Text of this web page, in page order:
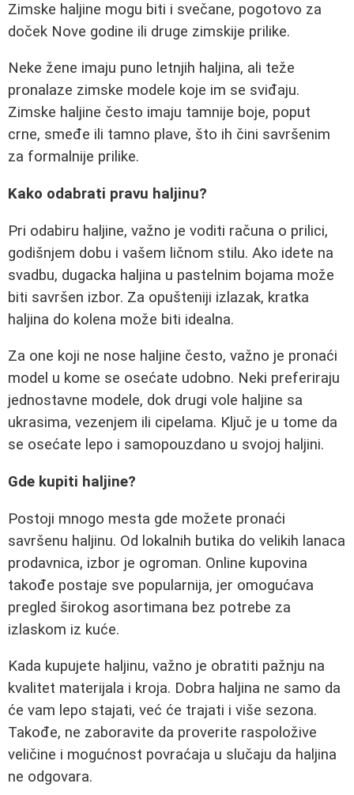
Zimske haljine mogu biti i svečane, pogotovo za
doček Nove godine ili druge zimskije prilike.
Neke žene imaju puno letnjih haljina, ali teže
pronalaze zimske modele koje im se sviđaju.
Zimske haljine često imaju tamnije boje, poput
crne, smeđe ili tamno plave, što ih čini savršenim
za formalnije prilike.
Kako odabrati pravu haljinu?
Pri odabiru haljine, važno je voditi računa o prilici,
godišnjem dobu i vašem ličnom stilu. Ako idete na
svadbu, dugacka haljina u pastelnim bojama može
biti savršen izbor. Za opušteniji izlazak, kratka
haljina do kolena može biti idealna.
Za one koji ne nose haljine često, važno je pronaći
model u kome se osećate udobno. Neki preferiraju
jednostavne modele, dok drugi vole haljine sa
ukrasima, vezenjem ili cipelama. Ključ je u tome da
se osećate lepo i samopouzdano u svojoj haljini.
Gde kupiti haljine?
Postoji mnogo mesta gde možete pronaći
savršenu haljinu. Od lokalnih butika do velikih lanaca
prodavnica, izbor je ogroman. Online kupovina
takođe postaje sve popularnija, jer omogućava
pregled širokog asortimana bez potrebe za
izlaskom iz kuće.
Kada kupujete haljinu, važno je obratiti pažnju na
kvalitet materijala i kroja. Dobra haljina ne samo da
će vam lepo stajati, već će trajati i više sezona.
Takođe, ne zaboravite da proverite raspoložive
veličine i mogućnost povraćaja u slučaju da haljina
ne odgovara.